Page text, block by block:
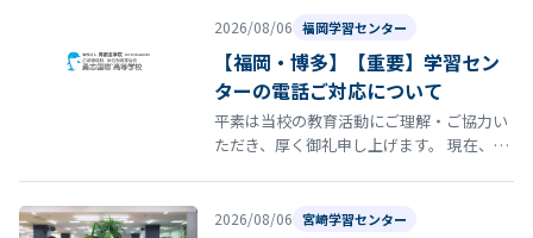
2026/08/06 福岡学習センター
【福岡・博多】【重要】学習セン
ターの電話ご対応について
平素は当校の教育活動にご理解・ご協力い
ただき、厚く御礼申し上げます。 現在、福
2026/08/06 宮崎学習センター